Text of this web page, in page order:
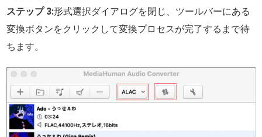
ステップ 3:形式選択ダイアログを閉じ、ツールバーにある
変換ボタンをクリックして変換プロセスが完了するまで待
ちます。